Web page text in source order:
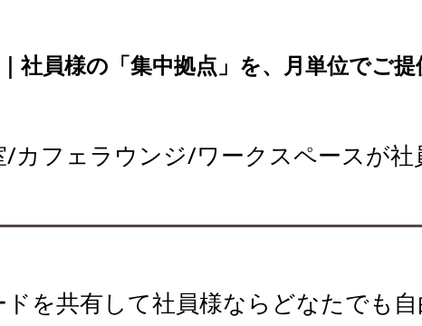
社員様の「集中拠点」を、月単位でご提
カフェラウンジ/ワークスペースが社
を共有して社員様ならどなたでも